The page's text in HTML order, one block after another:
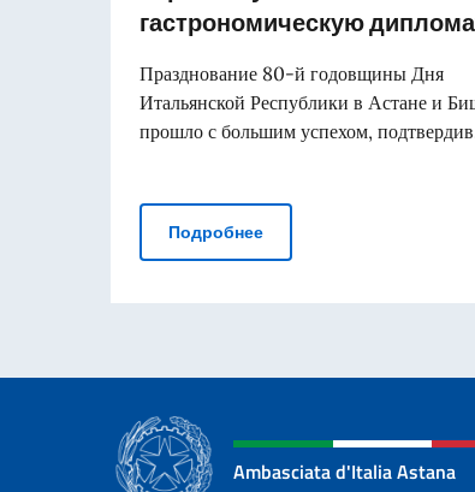
гастрономическую
Празднование 80-й годовщины Дня
Итальянской Республики в Астане и
прошло с большим успехом,
Подробнее80-летие Дня
Ambasciata d'Italia Astana